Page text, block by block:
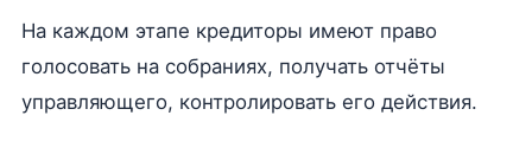
На каждом этапе кредиторы имеют право
голосовать на собраниях, получать отчёты
управляющего, контролировать его действия.